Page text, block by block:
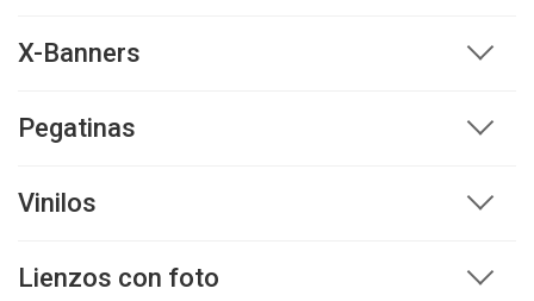
X-Banners
Pegatinas
Vinilos
Lienzos con foto